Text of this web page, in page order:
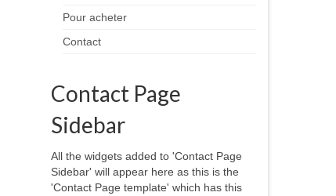
Pour acheter
Contact
Contact Page
Sidebar
All the widgets added to 'Contact Page
Sidebar' will appear here as this is the
'Contact Page template' which has this